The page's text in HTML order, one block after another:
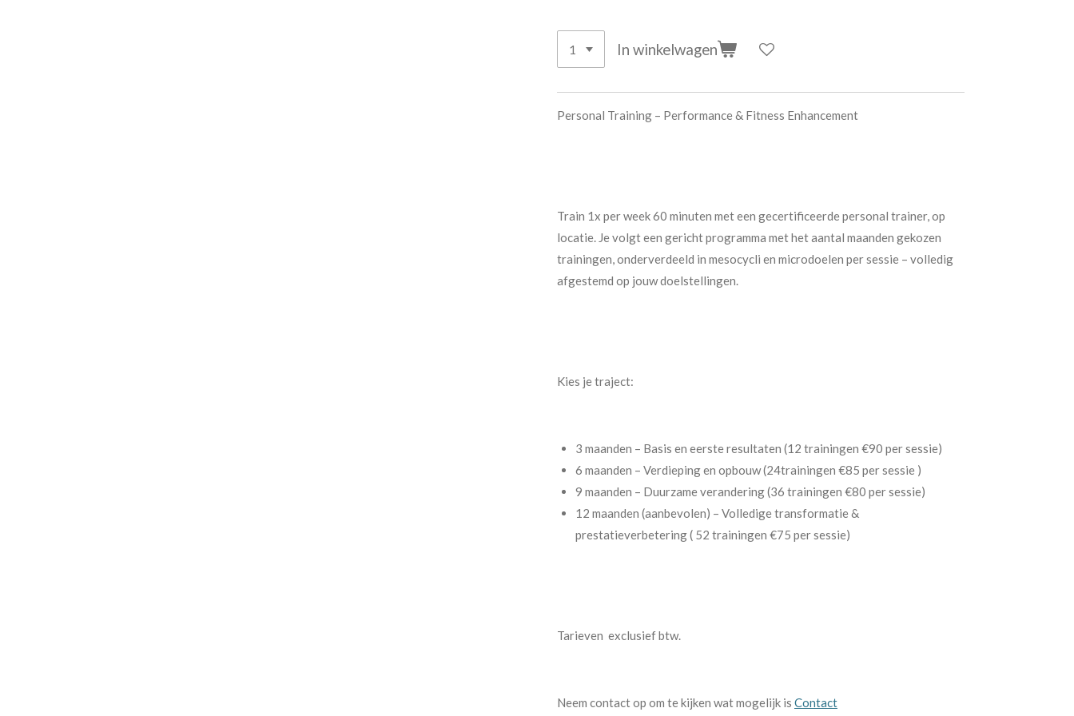
In winkelwagen
Personal Training – Performance & Fitness Enhancement
Train 1x per week 60 minuten met een gecertificeerde personal trainer, op
locatie. Je volgt een gericht programma met het aantal maanden gekozen
trainingen, onderverdeeld in mesocycli en microdoelen per sessie – volledig
afgestemd op jouw doelstellingen.
Kies je traject:
3 maanden – Basis en eerste resultaten (12 trainingen €90 per sessie)
6 maanden – Verdieping en opbouw (24trainingen €85 per sessie )
9 maanden – Duurzame verandering (36 trainingen €80 per sessie)
12 maanden (aanbevolen) – Volledige transformatie &
prestatieverbetering ( 52 trainingen €75 per sessie)
Tarieven exclusief btw.
Neem contact op om te kijken wat mogelijk is Contact